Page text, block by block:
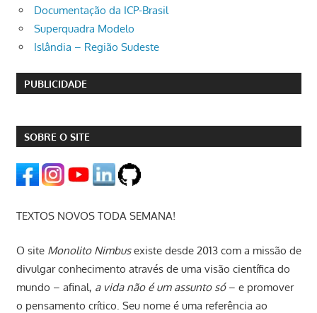
Documentação da ICP-Brasil
Superquadra Modelo
Islândia – Região Sudeste
PUBLICIDADE
SOBRE O SITE
TEXTOS NOVOS TODA SEMANA!
O site Monolito Nimbusexiste desde 2013 com a missão de
divulgar conhecimento através de uma visão científica do
mundo – afinal, a vida não é um assunto só– e promover
o pensamento crítico. Seu nome é uma referência ao